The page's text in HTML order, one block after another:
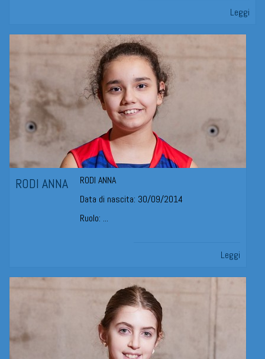
Leggi
RODI ANNA
RODI ANNA
Data di nascita: 30/09/2014
Ruolo: ...
Leggi